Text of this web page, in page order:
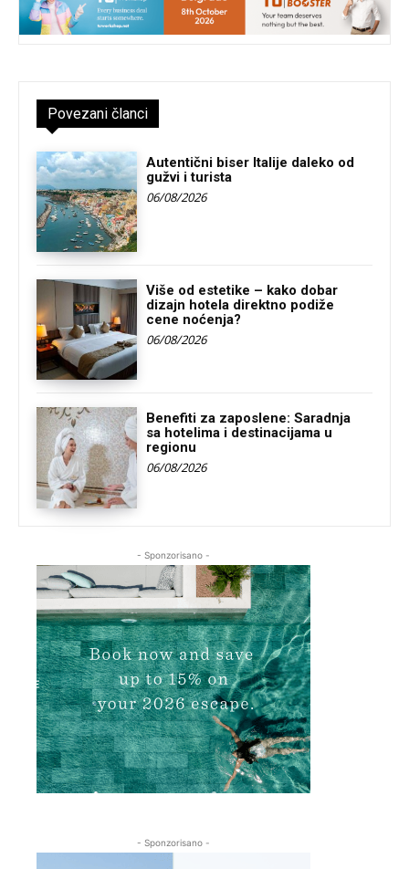
Povezani članci
Autentični biser Italije daleko od
gužvi i turista
06/08/2026
Više od estetike – kako dobar
dizajn hotela direktno podiže
cene noćenja?
06/08/2026
Benefiti za zaposlene: Saradnja
sa hotelima i destinacijama u
regionu
06/08/2026
- Sponzorisano -
- Sponzorisano -